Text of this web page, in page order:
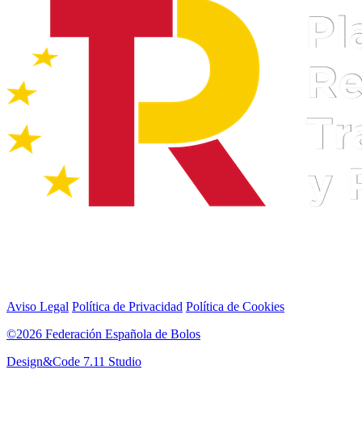
Aviso Legal Política de Privacidad Política de Cookies
©2026 Federación Española de Bolos
Design&Code 7.11 Studio